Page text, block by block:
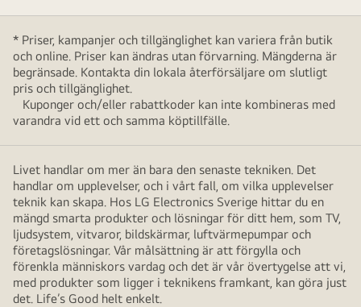
* Priser, kampanjer och tillgänglighet kan variera från butik
och online. Priser kan ändras utan förvarning. Mängderna är
begränsade. Kontakta din lokala återförsäljare om slutligt
pris och tillgänglighet.
Kuponger och/eller rabattkoder kan inte kombineras med
varandra vid ett och samma köptillfälle.
Livet handlar om mer än bara den senaste tekniken. Det
handlar om upplevelser, och i vårt fall, om vilka upplevelser
teknik kan skapa. Hos LG Electronics Sverige hittar du en
mängd smarta produkter och lösningar för ditt hem, som TV,
ljudsystem, vitvaror, bildskärmar, luftvärmepumpar och
företagslösningar. Vår målsättning är att förgylla och
förenkla människors vardag och det är vår övertygelse att vi,
med produkter som ligger i teknikens framkant, kan göra just
det. Life’s Good helt enkelt.